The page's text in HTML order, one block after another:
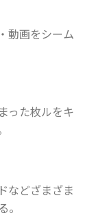
動画をシーム
った枚ルをキ
などざまざま